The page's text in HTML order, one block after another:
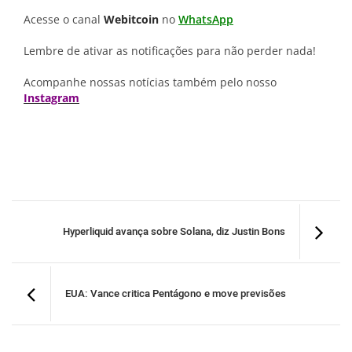
Acesse o canal Webitcoin no WhatsApp
Lembre de ativar as notificações para não perder nada!
Acompanhe nossas notícias também pelo nosso
Instagram
Hyperliquid avança sobre Solana, diz Justin Bons
EUA: Vance critica Pentágono e move previsões